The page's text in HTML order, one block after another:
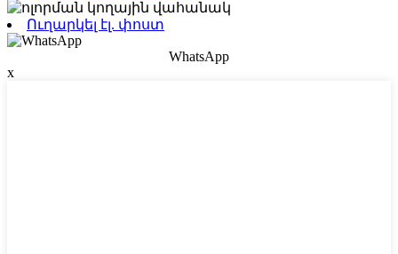
Ուղարկել էլ. փոստ
WhatsApp
x